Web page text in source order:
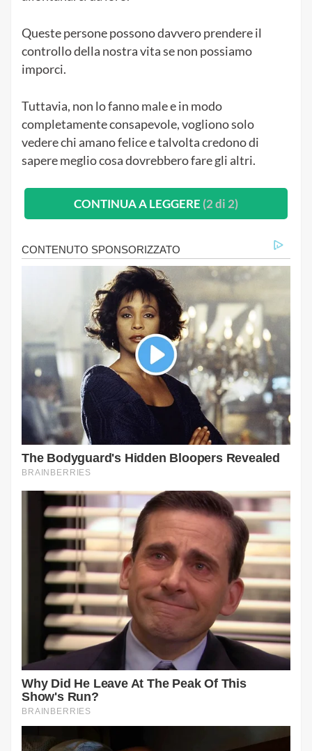
Queste persone possono davvero prendere il
controllo della nostra vita se non possiamo
imporci.
Tuttavia, non lo fanno male e in modo
completamente consapevole, vogliono solo
vedere chi amano felice e talvolta credono di
sapere meglio cosa dovrebbero fare gli altri.
CONTINUA A LEGGERE (2 di 2)